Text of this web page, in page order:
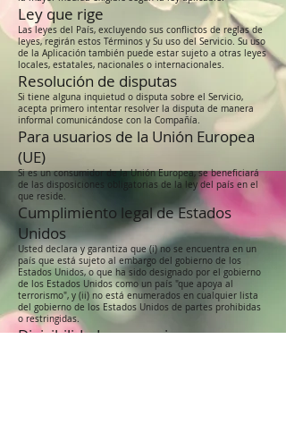
Ley que rige
Las leyes del País, excluyendo sus conflictos de reglas de
leyes, regirán estos Términos y Su uso del Servicio. Su uso
de la Aplicación también puede estar sujeto a otras leyes
locales, estatales, nacionales o internacionales.
Resolución de disputas
Si tiene alguna inquietud o disputa sobre el Servicio,
acepta primero intentar resolver la disputa de manera
informal comunicándose con la Compañía.
Para usuarios de la Unión Europea
(UE)
Si es un consumidor de la Unión Europea, se beneficiará
de las disposiciones obligatorias de la ley del país en el
que reside.
Cumplimiento legal de Estados
Unidos
Usted declara y garantiza que (i) no se encuentra en un
país que está sujeto al embargo del gobierno de los
Estados Unidos, o que ha sido designado por el gobierno
de los Estados Unidos como un país "que apoya al
terrorismo", y (ii) no está enumerados en cualquier lista
del gobierno de los Estados Unidos de partes prohibidas
o restringidas.
Divisibilidad y renuncia